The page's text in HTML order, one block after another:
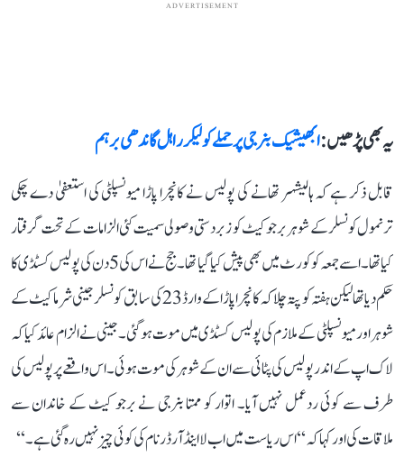
ADVERTISEMENT
یہ بھی پڑھیں :ابھیشیک بنرجی پر حملے کو لیکر راہل گاندھی برہم
قابل ذکر ہے کہ ہالیشہر تھانے کی پولیس نے کانچرا پاڑا میونسپلٹی کی استعفیٰ دے چکی
ترنمول کونسلر کے شوہر برجو کیٹ کو زبردستی وصولی سمیت کئی الزامات کے تحت گرفتار
کیا تھا۔ اسے جمعہ کو کورٹ میں بھی پیش کیا گیا تھا۔ جج نے اس کی 5 دن کی پولیس کسٹڈی کا
حکم دیا تھا لیکن ہفتہ کو پتہ چلا کہ کانچرا پاڑا کے وارڈ 23 کی سابق کونسلر جینی شرما کیٹ کے
شوہر اور میونسپلٹی کے ملازم کی پولیس کسٹڈی میں موت ہو گئی۔ جینی نے الزام عائد کیا کہ
لاک اپ کے اندر پولیس کی پٹائی سے ان کے شوہر کی موت ہوئی۔ اس واقعے پر پولیس کی
طرف سے کوئی ردعمل نہیں آیا۔ اتوار کو ممتا بنرجی نے برجو کیٹ کے خاندان سے
ملاقات کی اور کہا کہ ‘‘اس ریاست میں اب لا اینڈ آرڈر نام کی کوئی چیز نہیں رہ گئی ہے۔‘‘